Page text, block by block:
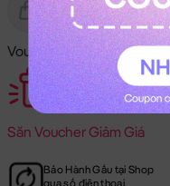
Gửi Tặng
Voucher Mã Khuyến Mãi:
Săn Voucher Giảm Giá
Bảo Hành Gấu tại Shop
qua số điện thoại